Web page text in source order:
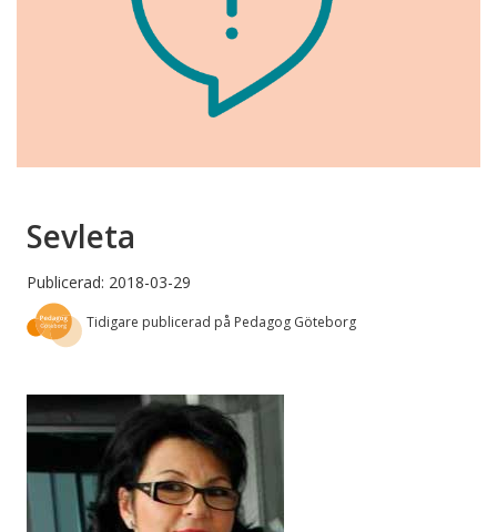
Sevleta
Publicerad: 2018-03-29
Tidigare publicerad på Pedagog Göteborg